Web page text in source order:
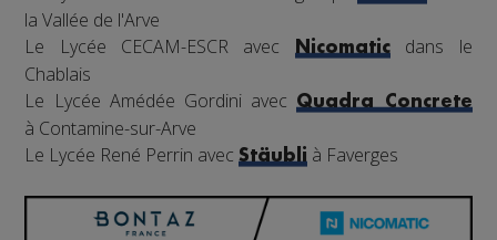
la Vallée de l'Arve
Le Lycée CECAM-ESCR avec
Nicomaticdans le
Chablais
Le Lycée Amédée Gordini avecQuadra Concrete
à Contamine-sur-Arve
Le Lycée René Perrin avecStäubli à Faverges